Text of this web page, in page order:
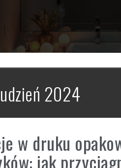
2024
w druku
jak